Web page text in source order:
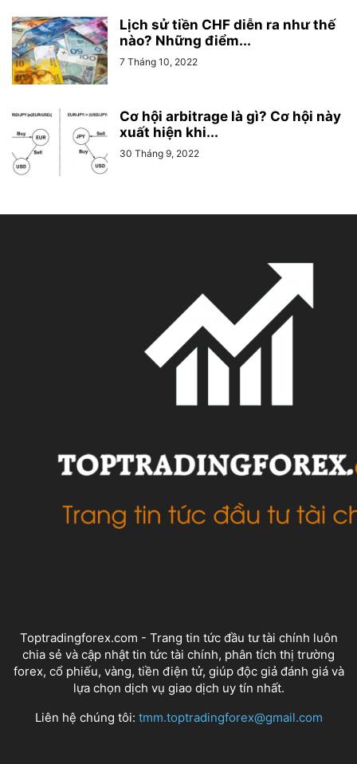
Lịch sử tiền CHF diễn ra như thế
nào? Những điểm...
7 Tháng 10, 2022
Cơ hội arbitrage là gì? Cơ hội này
xuất hiện khi...
30 Tháng 9, 2022
Toptradingforex.com - Trang tin tức đầu tư tài chính luôn
chia sẻ và cập nhật tin tức tài chính, phân tích thị trường
forex, cổ phiếu, vàng, tiền điện tử, giúp độc giả đánh giá và
lựa chọn dịch vụ giao dịch uy tín nhất.
Liên hệ chúng tôi: tmm.toptradingforex@gmail.com